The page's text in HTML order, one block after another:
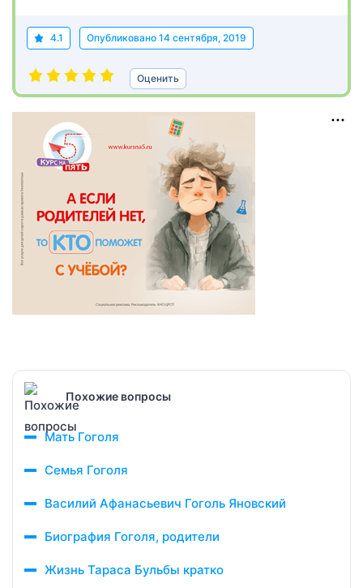
4.1 Опубликовано 14 сентября, 2019
Оценить
Похожие вопросы
Мать Гоголя
Семья Гоголя
Василий Афанасьевич Гоголь Яновский
Биография Гоголя, родители
Жизнь Тараса Бульбы кратко